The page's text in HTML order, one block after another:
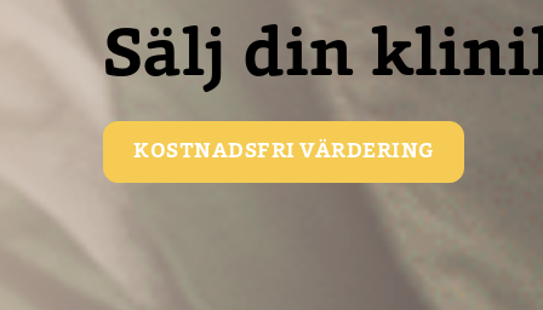
Sälj din
KOSTNADSFRI VÄRDERING